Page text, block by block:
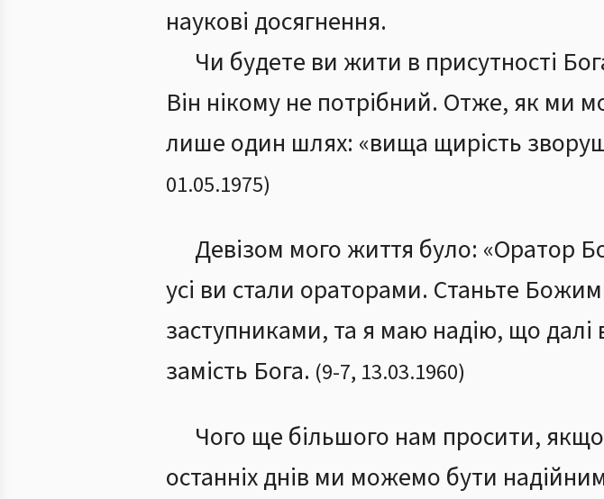
наукові досягнення.
Чи будете ви жити в присутності
Він нікому не потрібний. Отже, як ми
лише один шлях: «вища щирість
01.05.1975)
Девізом мого життя було: «Оратор
усі ви стали ораторами. Станьте
заступниками, та я маю надію, що
замість Бога. (9-7, 13.03.1960)
Чого ще більшого нам просити,
останніх днів ми можемо бути